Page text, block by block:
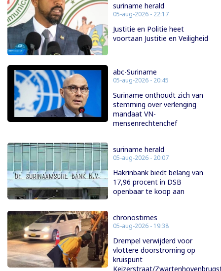
suriname herald
05-aug-2026 - 22:17
Justitie en Politie heet
voortaan Justitie en Veiligheid
abc-Suriname
05-aug-2026 - 20:45
Suriname onthoudt zich van
stemming over verlenging
mandaat VN-
mensenrechtenchef
suriname herald
05-aug-2026 - 20:07
Hakrinbank biedt belang van
17,96 procent in DSB
openbaar te koop aan
chronostimes
05-aug-2026 - 19:38
Drempel verwijderd voor
vlottere doorstroming op
kruispunt
Keizerstraat/